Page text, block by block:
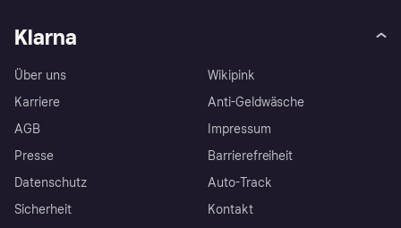
Klarna
Über uns
Karriere
AGB
Presse
Datenschutz
Sicherheit
Wikipink
Anti-Geldwäsche
Impressum
Barrierefreiheit
Auto-Track
Kontakt